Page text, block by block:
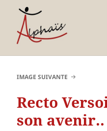
compétences
orientations
jeunes
IMAGE SUIVANTE
Recto
son avenir..